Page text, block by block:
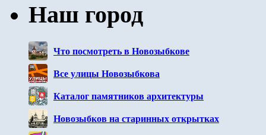
Наш город
Что посмотреть в Новозыбкове
Все улицы Новозыбкова
Каталог памятников архитектуры
Новозыбков на старинных открытках